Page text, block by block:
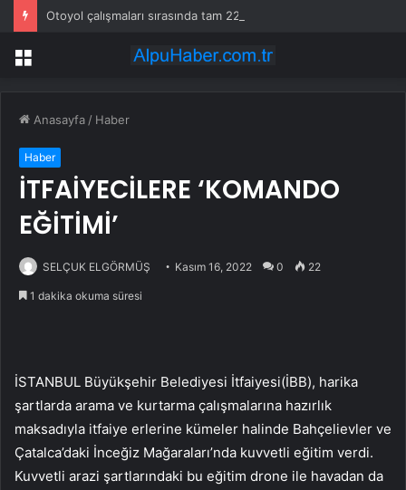
Otoyol çalışmaları sırasında tam 22 bin torba altın çıkarıldı
Menü
Anasayfa / Haber
Haber
İTFAİYECİLERE ‘KOMANDO
EĞİTİMİ’
SELÇUK ELGÖRMÜŞ Kasım 16, 2022 0 22
1 dakika okuma süresi
İSTANBUL Büyükşehir Belediyesi İtfaiyesi(İBB), harika
şartlarda arama ve kurtarma çalışmalarına hazırlık
maksadıyla itfaiye erlerine kümeler halinde Bahçelievler ve
Çatalca’daki İnceğiz Mağaraları’nda kuvvetli eğitim verdi.
Kuvvetli arazi şartlarındaki bu eğitim drone ile havadan da